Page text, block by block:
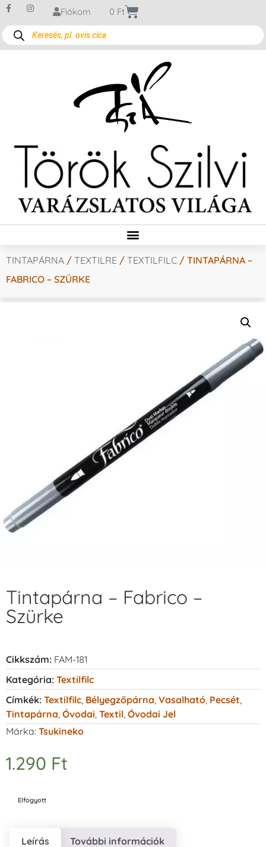
Fiókom 0 Ft
TINTAPÁRNA / TEXTILRE / TEXTILFILC / TINTAPÁRNA –
FABRICO – SZÜRKE
Tintapárna – Fabrico –
Szürke
Cikkszám: FAM-181
Kategória: Textilfilc
Címkék: Textilfilc Bélyegzőpárna Vasalható Pecsét
Tintapárna Óvodai Textil Óvodai Jel
Márka: Tsukineko
1.290 Ft
Elfogyott
Leírás További információk